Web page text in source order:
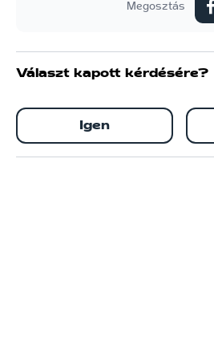
Megosztás
Választ kapott kérdésére?
Igen